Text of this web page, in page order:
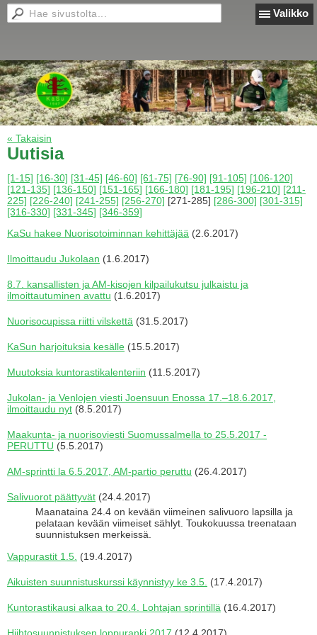
Valikko
« Takaisin
Uutisia
[1-15] [16-30] [31-45] [46-60] [61-75] [76-90] [91-105] [106-120]
[121-135] [136-150] [151-165] [166-180] [181-195] [196-210] [211-
225] [226-240] [241-255] [256-270] [271-285] [286-300] [301-315]
[316-330] [331-345] [346-359]
KaSu hakee Nuorisotoiminnan kehittäjää (2.6.2017)
Ilmoittaudu Jukolaan (1.6.2017)
8.7. kansallisten ja AM-kisojen kilpailukutsu julkaistu ja
ilmoittautuminen avattu (1.6.2017)
Nuorisocupissa riitti vilskettä (31.5.2017)
KaSun harjoituksia kesälle (15.5.2017)
Muutoksia kuntorastikalenteriin (11.5.2017)
Jukolan- ja Venlojen viesti Joensuun Enossa 17.–18.6.2017,
ilmoittaudu nyt (8.5.2017)
Maakunta- ja nuorisoviesti Suomussalmella to 25.5.2017 -
PERUTTU (5.5.2017)
AM-sprintti la 6.5.2017, AM-partio peruttu (26.4.2017)
Salivuorot päättyvät (24.4.2017)
Maanataina 24.4 on kevään viimeinen salivuoro lapsilla ja
pelataan kevään viimeiset sählyt. Toukokuussa treenataan
suunnistuksen merkeissä.
Vappurastit 1.5. (19.4.2017)
Aikuisten suunnistuskurssi käynnistyy ke 3.5. (17.4.2017)
Kuntorastikausi alkaa to 20.4. Lohtajan sprintillä (16.4.2017)